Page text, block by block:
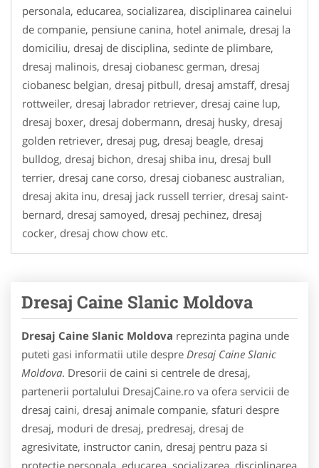
personala, educarea, socializarea, disciplinarea cainelui
de companie, pensiune canina, hotel animale, dresaj la
domiciliu, dresaj de disciplina, sedinte de plimbare,
dresaj malinois, dresaj ciobanesc german, dresaj
ciobanesc belgian, dresaj pitbull, dresaj amstaff, dresaj
rottweiler, dresaj labrador retriever, dresaj caine lup,
dresaj boxer, dresaj dobermann, dresaj husky, dresaj
golden retriever, dresaj pug, dresaj beagle, dresaj
bulldog, dresaj bichon, dresaj shiba inu, dresaj bull
terrier, dresaj cane corso, dresaj ciobanesc australian,
dresaj akita inu, dresaj jack russell terrier, dresaj saint-
bernard, dresaj samoyed, dresaj pechinez, dresaj
cocker, dresaj chow chow etc.
Dresaj Caine Slanic Moldova
Dresaj Caine Slanic Moldova reprezinta pagina unde
puteti gasi informatii utile despre Dresaj Caine Slanic
Moldova. Dresorii de caini si centrele de dresaj,
partenerii portalului DresajCaine.ro va ofera servicii de
dresaj caini, dresaj animale companie, sfaturi despre
dresaj, moduri de dresaj, predresaj, dresaj de
agresivitate, instructor canin, dresaj pentru paza si
protectie personala, educarea, socializarea, disciplinarea